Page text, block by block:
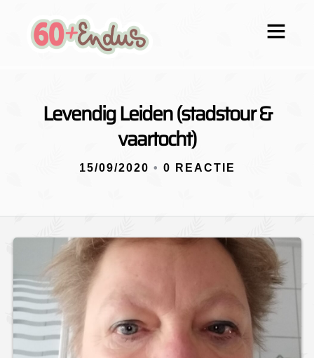
Levendig Leiden (stadstour &
vaartocht)
15/09/2020 • 0 REACTIE